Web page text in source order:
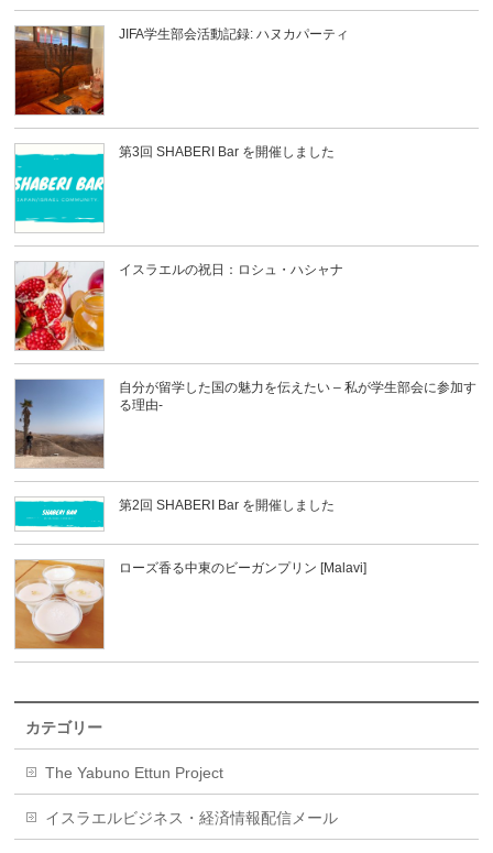
JIFA学生部会活動記録: ハヌカパーティ
第3回 SHABERI Bar を開催しました
イスラエルの祝日：ロシュ・ハシャナ
自分が留学した国の魅力を伝えたい – 私が学生部会に参加す
る理由-
第2回 SHABERI Bar を開催しました
ローズ香る中東のビーガンプリン [Malavi]
カテゴリー
The Yabuno Ettun Project
イスラエルビジネス・経済情報配信メール